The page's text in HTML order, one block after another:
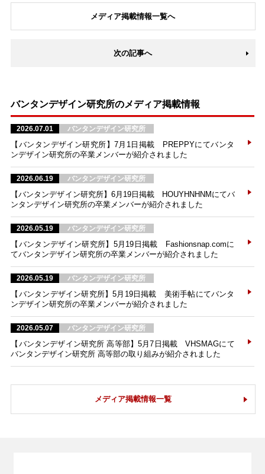
メディア掲載情報一覧へ
次の記事へ
バンタンデザイン研究所のメディア掲載情報
2026.07.01 バンタンデザイン研究所
【バンタンデザイン研究所】7月1日掲載 PREPPYにてバンタ
ンデザイン研究所の卒業メンバーが紹介されました
2026.06.19 バンタンデザイン研究所
【バンタンデザイン研究所】6月19日掲載 HOUYHNHNMにてバ
ンタンデザイン研究所の卒業メンバーが紹介されました
2026.05.19 バンタンデザイン研究所
【バンタンデザイン研究所】5月19日掲載 Fashionsnap.comに
てバンタンデザイン研究所の卒業メンバーが紹介されました
2026.05.19 バンタンデザイン研究所
【バンタンデザイン研究所】5月19日掲載 美術手帖にてバンタ
ンデザイン研究所の卒業メンバーが紹介されました
2026.05.07 バンタンデザイン研究所
【バンタンデザイン研究所 高等部】5月7日掲載 VHSMAGにて
バンタンデザイン研究所 高等部の取り組みが紹介されました
メディア掲載情報一覧